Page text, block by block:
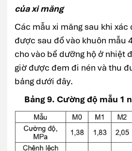
của xi măng
Các mẫu xi măng sau khi xác
được sau đổ vào khuôn mẫu
cho vào bể dưỡng hộ ở nhiệt
giờ được đem đi nén và thu
bảng dưới đây.
Bảng 9. Cường độ mẫu 1